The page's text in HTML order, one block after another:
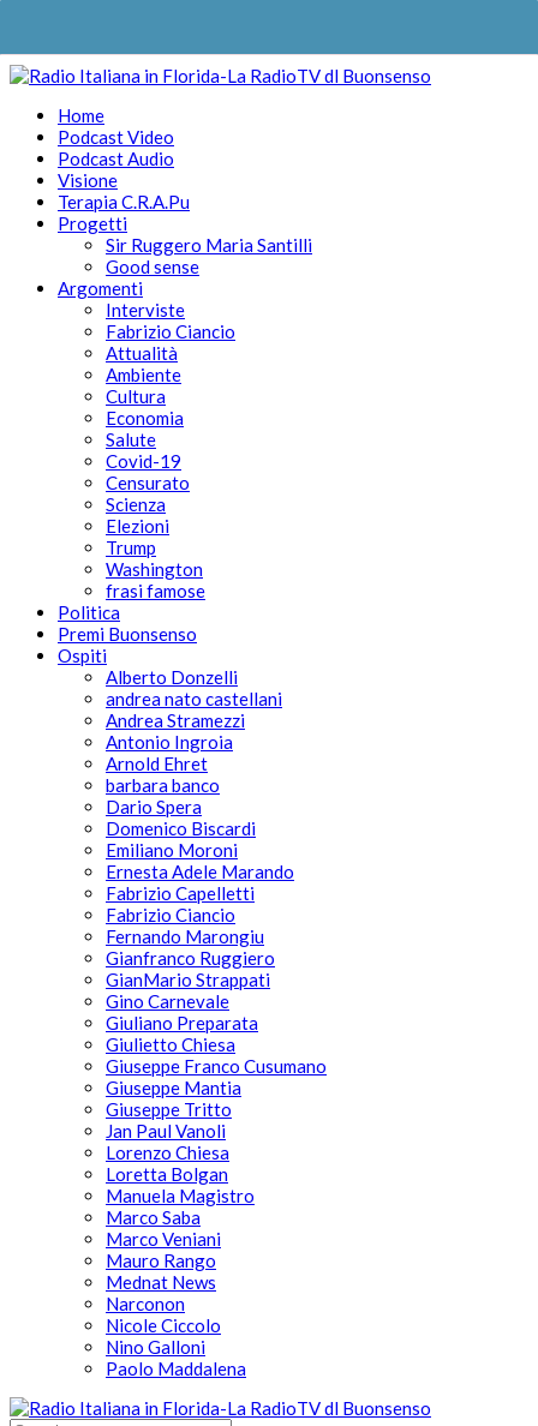
Home
Podcast Video
Podcast Audio
Visione
Terapia C.R.A.Pu
Progetti
Sir Ruggero Maria Santilli
Good sense
Argomenti
Interviste
Fabrizio Ciancio
Attualità
Ambiente
Cultura
Economia
Salute
Covid-19
Censurato
Scienza
Elezioni
Trump
Washington
frasi famose
Politica
Premi Buonsenso
Ospiti
Alberto Donzelli
andrea nato castellani
Andrea Stramezzi
Antonio Ingroia
Arnold Ehret
barbara banco
Dario Spera
Domenico Biscardi
Emiliano Moroni
Ernesta Adele Marando
Fabrizio Capelletti
Fabrizio Ciancio
Fernando Marongiu
Gianfranco Ruggiero
GianMario Strappati
Gino Carnevale
Giuliano Preparata
Giulietto Chiesa
Giuseppe Franco Cusumano
Giuseppe Mantia
Giuseppe Tritto
Jan Paul Vanoli
Lorenzo Chiesa
Loretta Bolgan
Manuela Magistro
Marco Saba
Marco Veniani
Mauro Rango
Mednat News
Narconon
Nicole Ciccolo
Nino Galloni
Paolo Maddalena